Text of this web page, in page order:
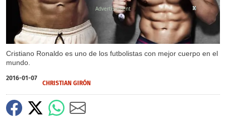
Cristiano Ronaldo es uno de los futbolistas con mejor cuerpo en el
mundo.
X
X
X
X
X
X
X
X
X
2016-01-07
CHRISTIAN GIRÓN